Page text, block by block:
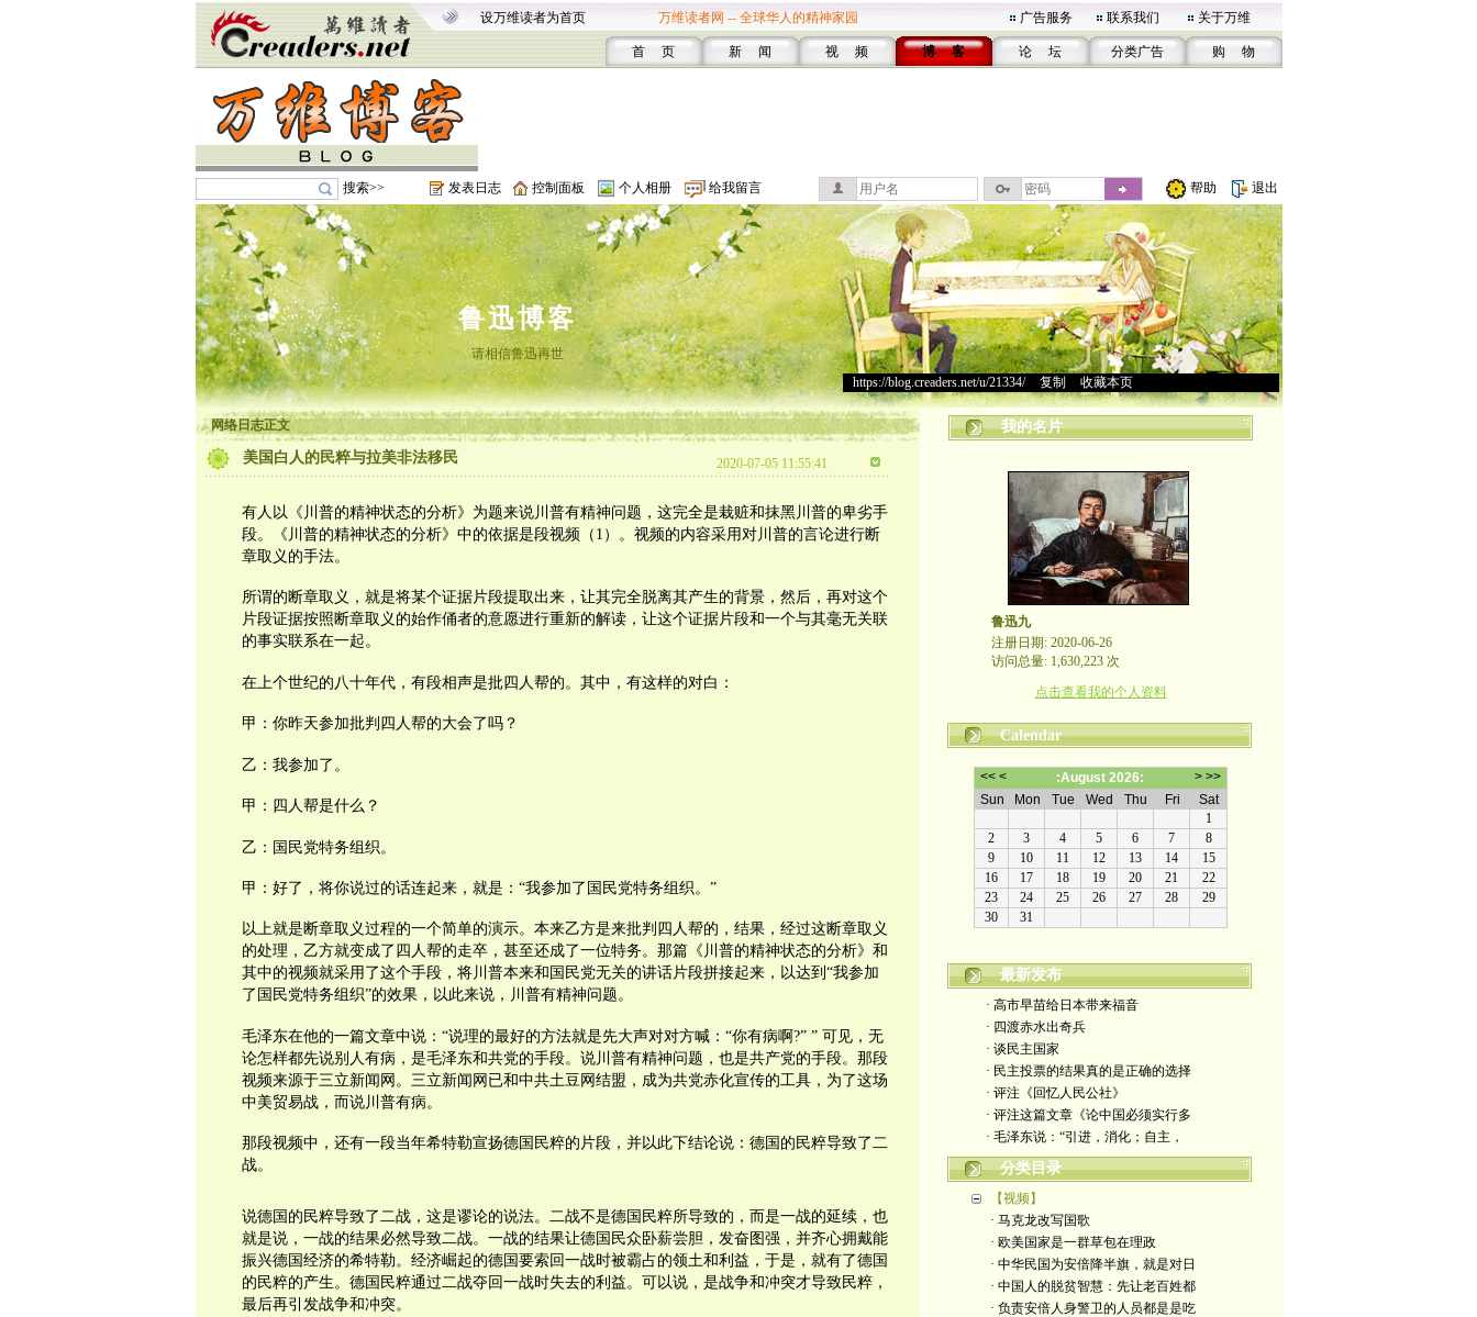
设万维读者为首页 万维读者网 -- 全球华人的精神家园 广告服务 联系我们 关于万维
首 页 新 闻 视 频 博 客 论 坛 分类广告 购 物
搜索>> 发表日志 控制面板 个人相册 给我留言 帮助 退出
鲁迅博客
请相信鲁迅再世
https://blog.creaders.net/u/21334/> 复制 收藏本页
网络日志正文
美国白人的民粹与拉美非法移民 2020-07-05 11:55:41
有人以《川普的精神状态的分析》为题来说川普有精神问题，这完全是栽赃和抹黑川普的卑劣手
段。《川普的精神状态的分析》中的依据是段视频（ 1 ）。视频的内容采用对川普的言论进行断
章取义的手法。
所谓的断章取义，就是将某个证据片段提取出来，让其完全脱离其产生的背景，然后，再对这个
片段证据按照断章取义的始作俑者的意愿进行重新的解读，让这个证据片段和一个与其毫无关联
的事实联系在一起。
在上个世纪的八十年代，有段相声是批四人帮的。其中，有这样的对白：
甲：你昨天参加批判四人帮的大会了吗？
乙：我参加了。
甲：四人帮是什么？
乙：国民党特务组织。
甲：好了，将你说过的话连起来，就是：“我参加了国民党特务组织。”
以上就是断章取义过程的一个简单的演示。本来乙方是来批判四人帮的，结果，经过这断章取义
的处理，乙方就变成了四人帮的走卒，甚至还成了一位特务。那篇《川普的精神状态的分析》和
其中的视频就采用了这个手段，将川普本来和国民党无关的讲话片段拼接起来，以达到“我参加
了国民党特务组织”的效果，以此来说，川普有精神问题。
毛泽东在他的一篇文章中说：“说理的最好的方法就是先大声对对方喊：“你有病啊 ?” ” 可见，无
论怎样都先说别人有病，是毛泽东和共党的手段。说川普有精神问题，也是共产党的手段。那段
视频来源于三立新闻网。三立新闻网已和中共土豆网结盟，成为共党赤化宣传的工具，为了这场
中美贸易战，而说川普有病。
那段视频中，还有一段当年希特勒宣扬德国民粹的片段，并以此下结论说：德国的民粹导致了二
战。
说德国的民粹导致了二战，这是谬论的说法。二战不是德国民粹所导致的，而是一战的延续，也
就是说，一战的结果必然导致二战。一战的结果让德国民众卧薪尝胆，发奋图强，并齐心拥戴能
振兴德国经济的希特勒。经济崛起的德国要索回一战时被霸占的领土和利益，于是，就有了德国
的民粹的产生。德国民粹通过二战夺回一战时失去的利益。可以说，是战争和冲突才导致民粹，
最后再引发战争和冲突。
我的名片
鲁迅九
注册日期: 2020-06-26
访问总量: 1,630,223 次
点击查看我的个人资料
Calendar
最新发布
· 高市早苗给日本带来福音
· 四渡赤水出奇兵
· 谈民主国家
· 民主投票的结果真的是正确的选择
· 评注《回忆人民公社》
· 评注这篇文章《论中国必须实行多
· 毛泽东说：“引进，消化；自主，
分类目录
【视频】
· 马克龙改写国歌
· 欧美国家是一群草包在理政
· 中华民国为安倍降半旗，就是对日
· 中国人的脱贫智慧：先让老百姓都
· 负责安倍人身警卫的人员都是是吃